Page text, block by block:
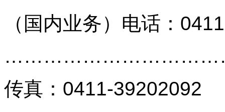
（国内业务） 电话：
传真 ： 0411-39202092